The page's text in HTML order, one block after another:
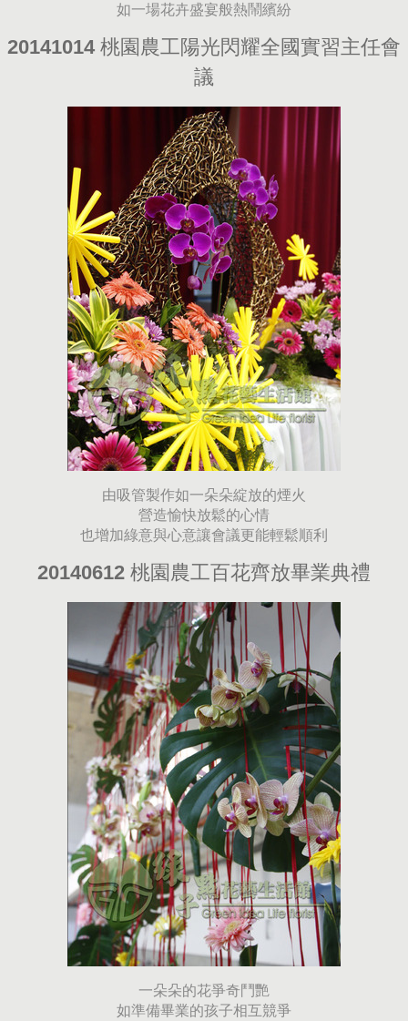
如一場花卉盛宴般熱鬧繽紛
20141014 桃園農工陽光閃耀全國實習主任會
議
由吸管製作如一朵朵綻放的煙火
營造愉快放鬆的心情
也增加綠意與心意讓會議更能輕鬆順利
20140612 桃園農工百花齊放畢業典禮
一朵朵的花爭奇鬥艷
如準備畢業的孩子相互競爭